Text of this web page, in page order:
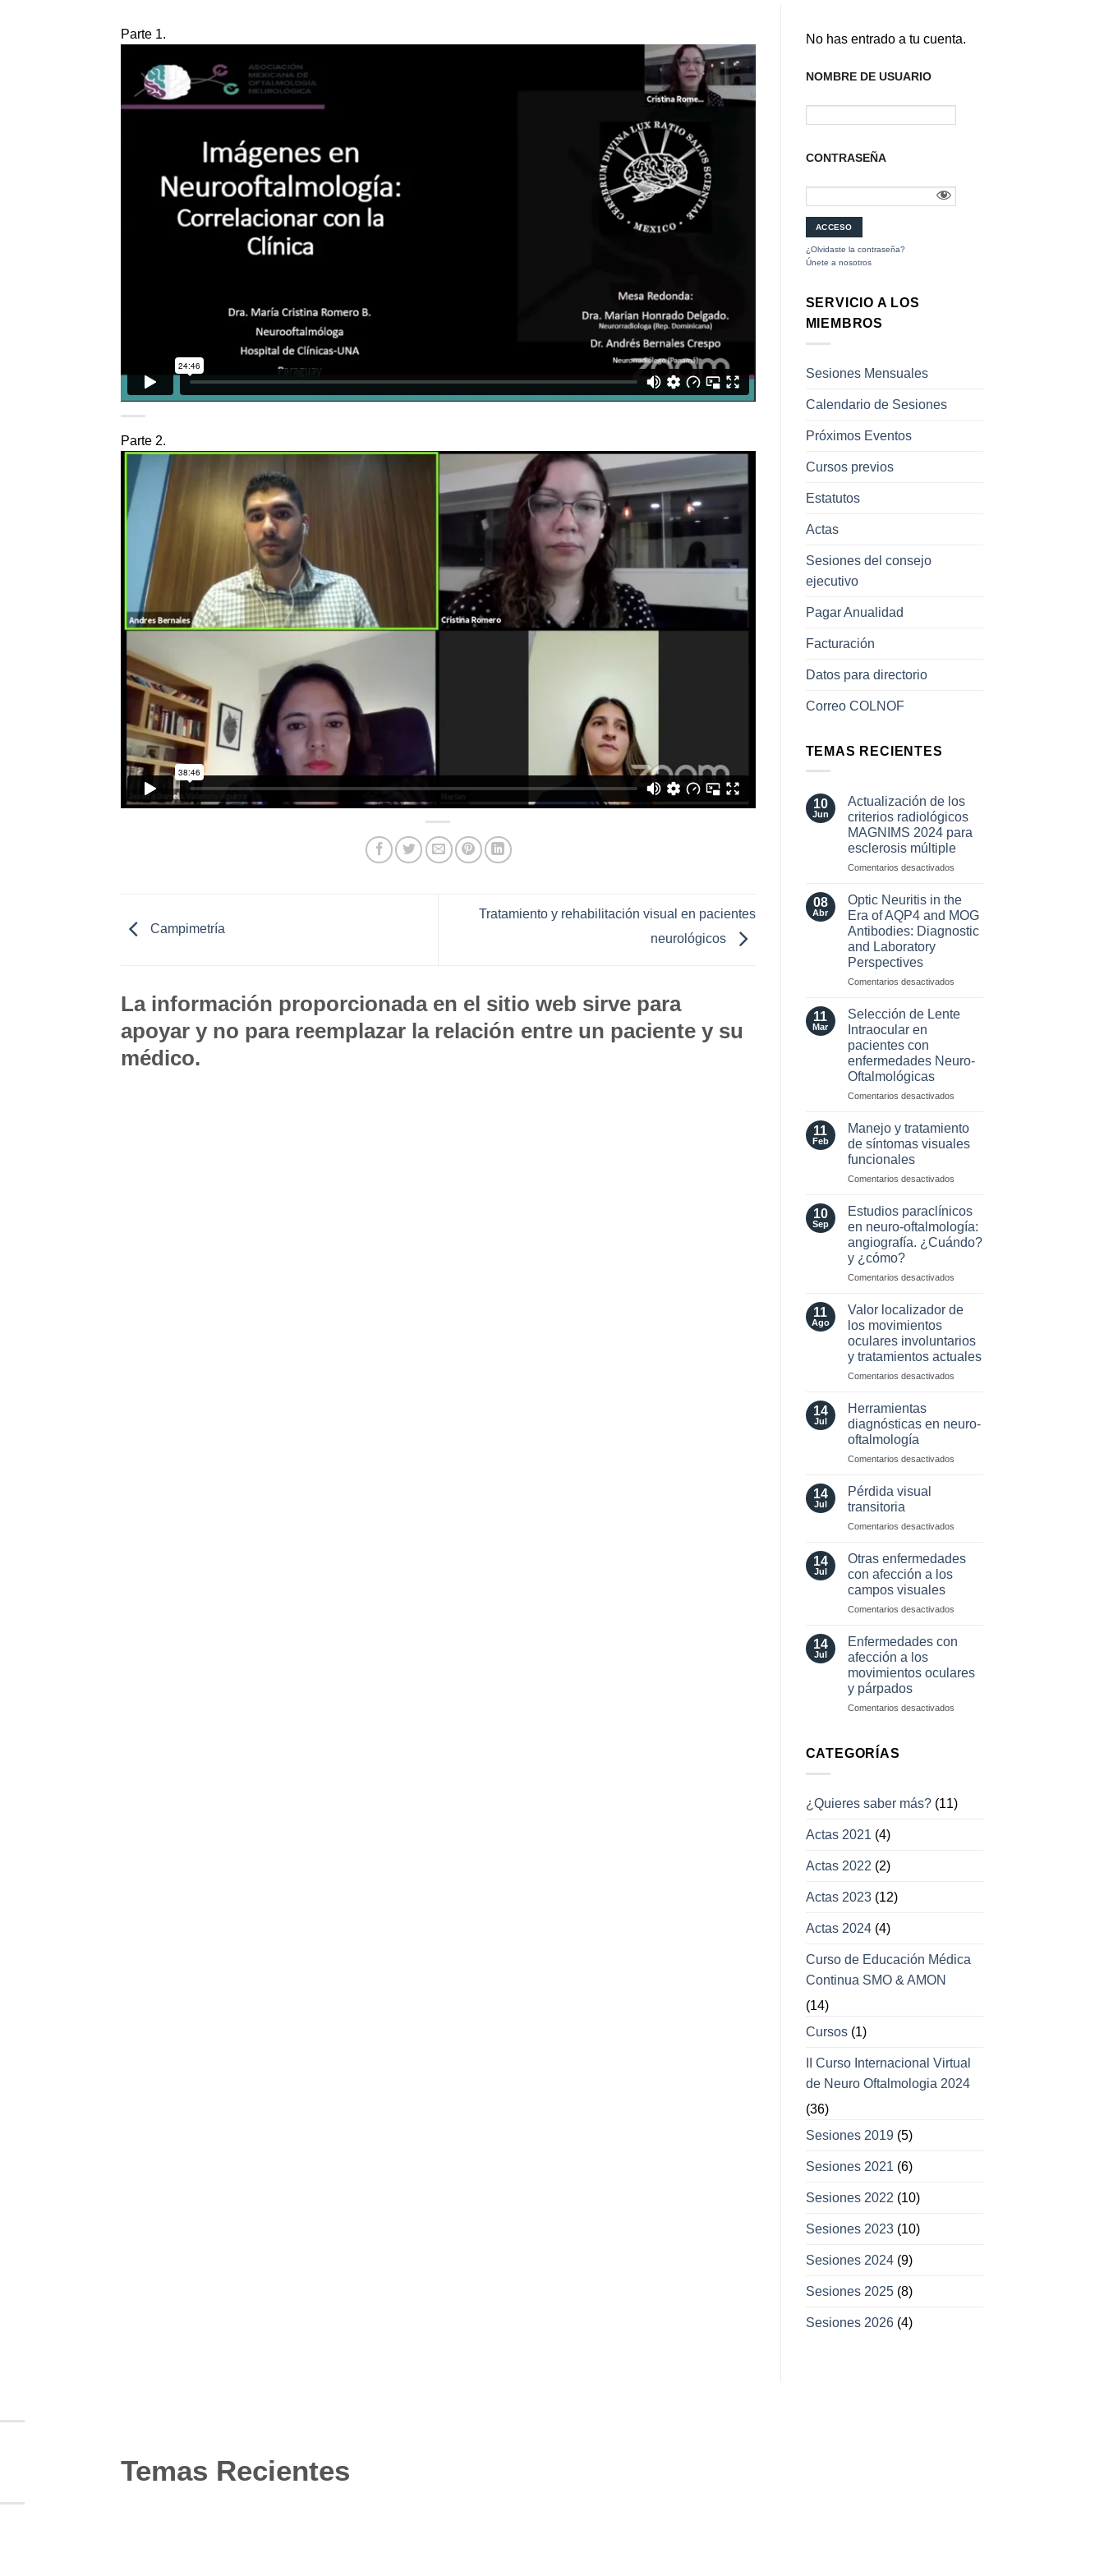
Parte 1.
Parte 2.
Campimetría
Tratamiento y rehabilitación visual en pacientes
neurológicos
La información proporcionada en el sitio web sirve para
apoyar y no para reemplazar la relación entre un paciente y su
médico.
No has entrado a tu cuenta.
NOMBRE DE USUARIO
CONTRASEÑA
¿Olvidaste la contraseña?
Únete a nosotros
SERVICIO A LOS
MIEMBROS
Sesiones Mensuales
Calendario de Sesiones
Próximos Eventos
Cursos previos
Estatutos
Actas
Sesiones del consejo
ejecutivo
Pagar Anualidad
Facturación
Datos para directorio
Correo COLNOF
TEMAS RECIENTES
10
Jun
Actualización de los
criterios radiológicos
MAGNIMS 2024 para
esclerosis múltiple
Comentarios desactivadosen
los
criterios
radiológicos
para
08
Abr
Optic Neuritis in the
Era of AQP4 and MOG
Antibodies: Diagnostic
and Laboratory
Perspectives
Comentarios desactivadosen
of
and
Diagnostic
and
Perspectives
11
Mar
Selección de Lente
Intraocular en
pacientes con
enfermedades Neuro-
Oftalmológicas
Comentarios desactivadosen
de
Lente
Intraocular
pacientes
enfermedades
Neuro-
Oftalmológicas
11
Feb
Manejo y tratamiento
de síntomas visuales
funcionales
Comentarios desactivadosen
tratamiento
de
síntomas
funcionales
10
Sep
Estudios paraclínicos
en neuro-oftalmología:
angiografía. ¿Cuándo?
y ¿cómo?
Comentarios desactivadosen
paraclínicos
oftalmología:
angiografía.
¿Cuándo?
11
Ago
Valor localizador de
los movimientos
oculares involuntarios
y tratamientos actuales
Comentarios desactivadosen
los
oculares
14
Jul
Herramientas
diagnósticas en neuro-
oftalmología
Comentarios desactivadosen
oftalmología
14
Jul
Pérdida visual
transitoria
Comentarios desactivadosen
14
Jul
Otras enfermedades
con afección a los
campos visuales
Comentarios desactivadosen
a
campos
14
Jul
Enfermedades con
afección a los
movimientos oculares
y párpados
Comentarios desactivadosen
oculares
CATEGORÍAS
¿Quieres saber más?(11)
Actas 2021 (4)
Actas 2022 (2)
Actas 2023(12)
Actas 2024(4)
Curso de Educación Médica
Continua SMO & AMON
(14)
Cursos(1)
II Curso Internacional Virtual
de Neuro Oftalmologia 2024
(36)
Sesiones 2019(5)
Sesiones 2021 (6)
Sesiones 2022 (10)
Sesiones 2023(10)
Sesiones 2024(9)
Sesiones 2025(8)
Sesiones 2026(4)
Temas Recientes